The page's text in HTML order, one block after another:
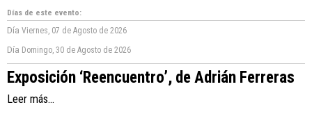
Días de este evento:
Día Viernes, 07 de Agosto de 2026
Día Domingo, 30 de Agosto de 2026
Exposición ‘Reencuentro’, de Adrián Ferreras
Leer más...